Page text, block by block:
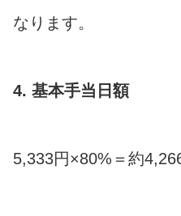
なります。
4. 基本手当日額
5,333円×80%＝約